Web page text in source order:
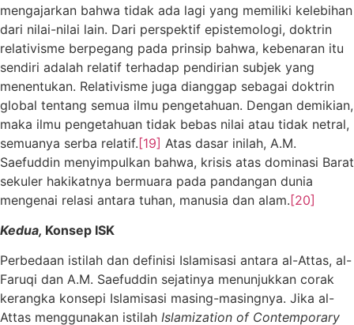
mengajarkan bahwa tidak ada lagi yang memiliki kelebihan
dari nilai-nilai lain. Dari perspektif epistemologi, doktrin
relativisme berpegang pada prinsip bahwa, kebenaran itu
sendiri adalah relatif terhadap pendirian subjek yang
menentukan. Relativisme juga dianggap sebagai doktrin
global tentang semua ilmu pengetahuan. Dengan demikian,
maka ilmu pengetahuan tidak bebas nilai atau tidak netral,
semuanya serba relatif.[19] Atas dasar inilah, A.M.
Saefuddin menyimpulkan bahwa, krisis atas dominasi Barat
sekuler hakikatnya bermuara pada pandangan dunia
mengenai relasi antara tuhan, manusia dan alam.[20]
Kedua, Konsep ISK
Perbedaan istilah dan definisi Islamisasi antara al-Attas, al-
Faruqi dan A.M. Saefuddin sejatinya menunjukkan corak
kerangka konsepi Islamisasi masing-masingnya. Jika al-
Attas menggunakan istilah Islamization of Contemporary